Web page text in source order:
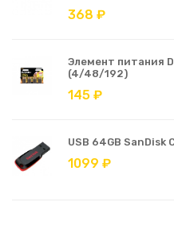
368 ₽
Элемент питания
(4/48/192)
145 ₽
USB 64GB SanDisk
1099 ₽